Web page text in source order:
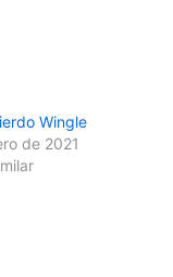
Wingle
de 2021